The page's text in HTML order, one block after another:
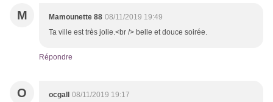
M Mamounette 88 08/11/2019 19:49
Ta ville est très jolie.<br /> belle et douce soirée.
Répondre
O ocgall
08/11/2019 19:17